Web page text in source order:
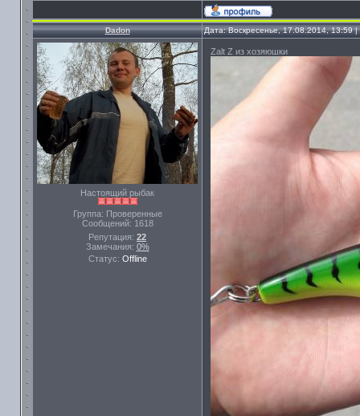
Dadon Дата: Воскресенье, 17.08.2014, 13:59
Настоящий рыбак
Группа: Проверенные
Сообщений: 1618
Репутация: 22
Замечания: 0%
Статус: Offline
Zalt Z из хозяюшки